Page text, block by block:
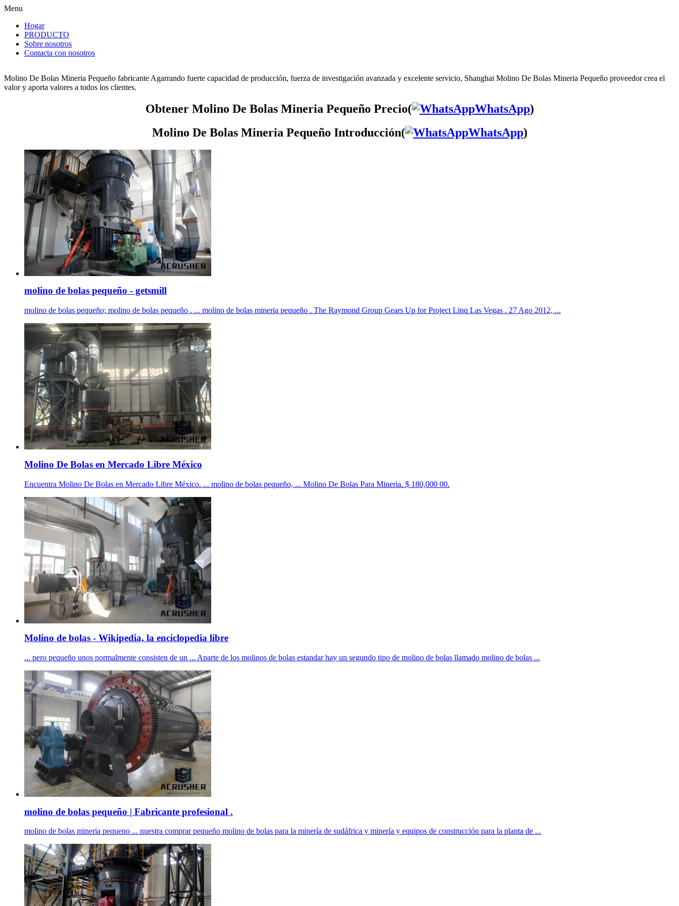
Menu
Hogar
PRODUCTO
Sobre nosotros
Contacta con nosotros
Molino De Bolas Mineria Pequeño fabricante Agarrando fuerte capacidad de producción, fuerza de investigación avanzada y excelente servicio, Shanghai Molino De Bolas Mineria Pequeño proveedor crea el
valor y aporta valores a todos los clientes.
Obtener Molino De Bolas Mineria Pequeño Precio( WhatsApp)
Molino De Bolas Mineria Pequeño Introducción(
WhatsApp)
molino de bolas pequeño - getsmill
molino de bolas pequeño; molino de bolas pequeño . ... molino de bolas mineria pequeño . The Raymond Group Gears Up for Project Linq Las Vegas . 27 Ago 2012, ...
Molino De Bolas en Mercado Libre México
Encuentra Molino De Bolas en Mercado Libre México. ... molino de bolas pequeño, ... Molino De Bolas Para Mineria. $ 180,000 00.
Molino de bolas - Wikipedia, la enciclopedia libre
... pero pequeño unos normalmente consisten de un ... Aparte de los molinos de bolas estandar hay un segundo tipo de molino de bolas llamado molino de bolas ...
molino de bolas pequeño | Fabricante profesional .
molino de bolas mineria pequeno ... nuestra comprar pequeño molino de bolas para la minería de sudáfrica y minería y equipos de construcción para la planta de ...